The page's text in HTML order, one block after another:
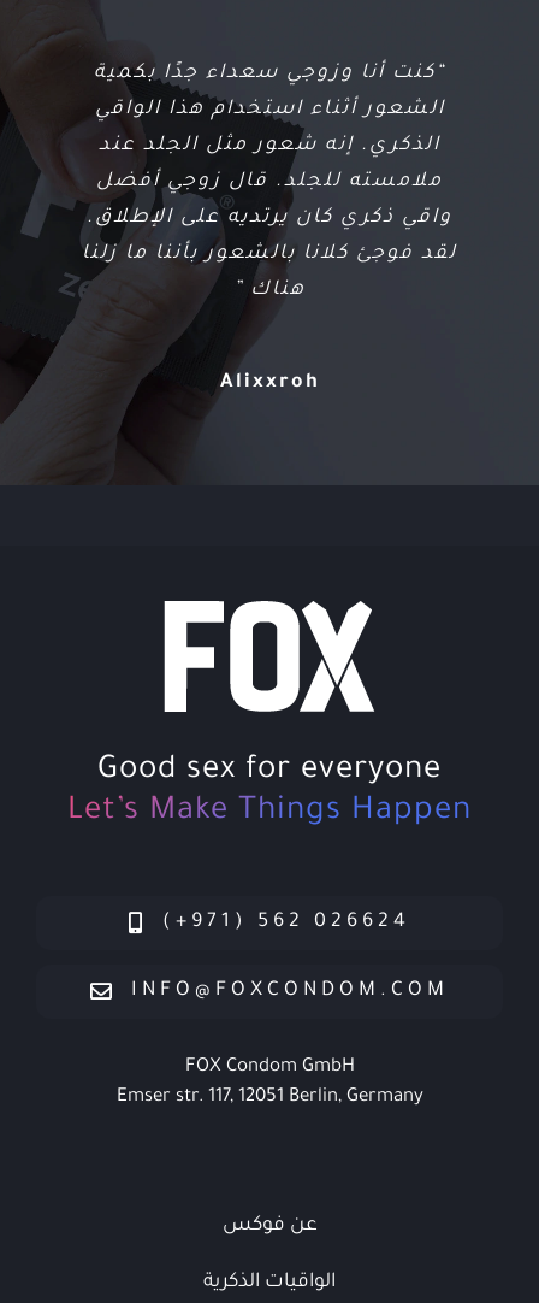
“كنت أنا وزوجي سعداء جدًا بكمية
الشعور أثناء استخدام هذا الواقي
الذكري. إنه شعور مثل الجلد عند
ملامسته للجلد. قال زوجي أفضل
واقي ذكري كان يرتديه على الإطلاق.
لقد فوجئ كلانا بالشعور بأننا ما زلنا
هناك ”
Alixxroh
“استلمت هذه الواقيات الذكرية منذ
فترة وأخيراً تمكنت من استخدامها.
شعرت أنه لم يكن هناك شيء. لا
مشاكل أو عيوب. ربما أفضل واقي
ذكري استخدمناه. لقد فوجئنا بالفعل
عندما رأينا أنه لا يزال يعمل بعد
الانتهاء ”
KSG
Good sex for everyone
Let’s Make Things Happen
026624 562 (971+)
INFO@FOXCONDOM.COM
FOX Condom GmbH
Emser str. 117, 12051 Berlin, Germany
عن فوكس
الواقيات الذكرية